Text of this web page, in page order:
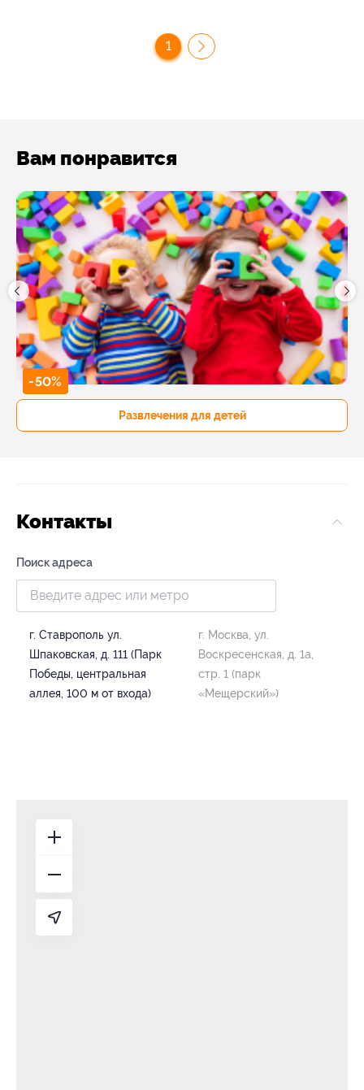
1
Вам понравится
-50%
Развлечения для детей
Контакты
Поиск адреса
г. Ставрополь ул.
Шпаковская, д. 111 (Парк
Победы, центральная
аллея, 100 м от входа)
г. Москва, ул.
Воскресенская, д. 1а,
стр. 1 (парк
«Мещерский»)